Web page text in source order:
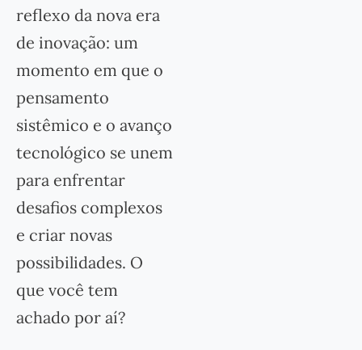
reflexo da nova era
de inovação: um
momento em que o
pensamento
sistêmico e o avanço
tecnológico se unem
para enfrentar
desafios complexos
e criar novas
possibilidades. O
que você tem
achado por aí?